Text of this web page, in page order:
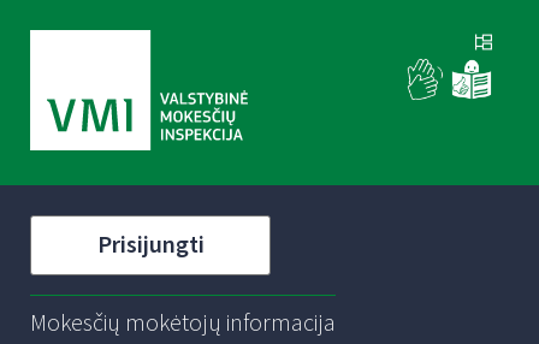
Prisijungti
Mokesčių mokėtojų informacija